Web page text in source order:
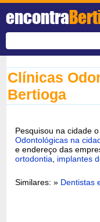
encontra
Clínicas
Bertioga
Pesquisou na cidade
Odontológicas na
e endereço das
ortodontia
implantes
Similares: » Dentistas